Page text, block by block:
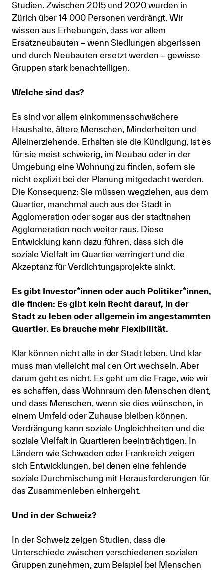
Studien. Zwischen 2015 und 2020 wurden in
Zürich über 14 000 Personen verdrängt. Wir
wissen aus Erhebungen, dass vor allem
Ersatzneubauten – wenn Siedlungen abgerissen
und durch Neubauten ersetzt werden – gewisse
Gruppen stark benachteiligen.
Welche sind das?
Es sind vor allem einkommensschwächere
Haushalte, ältere Menschen, Minderheiten und
Alleinerziehende. Erhalten sie die Kündigung, ist es
für sie meist schwierig, im Neubau oder in der
Umgebung eine Wohnung zu finden, sofern sie
nicht explizit bei der Planung mitgedacht werden.
Die Konsequenz: Sie müssen wegziehen, aus dem
Quartier, manchmal auch aus der Stadt in
Agglomeration oder sogar aus der stadtnahen
Agglomeration noch weiter raus. Diese
Entwicklung kann dazu führen, dass sich die
soziale Vielfalt im Quartier verringert und die
Akzeptanz für Verdichtungsprojekte sinkt.
Es gibt Investor*innen oder auch Politiker*innen,
die finden: Es gibt kein Recht darauf, in der
Stadt zu leben oder allgemein im angestammten
Quartier. Es brauche mehr Flexibilität.
Klar können nicht alle in der Stadt leben. Und klar
muss man vielleicht mal den Ort wechseln. Aber
darum geht es nicht. Es geht um die Frage, wie wir
es schaffen, dass Wohnraum den Menschen dient,
und dass Menschen, wenn sie dies wünschen, in
einem Umfeld oder Zuhause bleiben können.
Verdrängung kann soziale Ungleichheiten und die
soziale Vielfalt in Quartieren beeinträchtigen. In
Ländern wie Schweden oder Frankreich zeigen
sich Entwicklungen, bei denen eine fehlende
soziale Durchmischung mit Herausforderungen für
das Zusammenleben einhergeht.
Und in der Schweiz?
In der Schweiz zeigen Studien, dass die
Unterschiede zwischen verschiedenen sozialen
Gruppen zunehmen, zum Beispiel bei Menschen